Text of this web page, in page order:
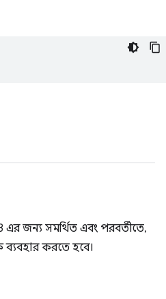
এর জন্য সমর্থিত এবং পরবর্তীতে,
ব্যবহার করতে হবে।